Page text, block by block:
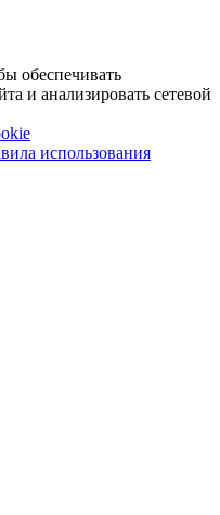
обеспечивать
и анализировать сетевой
использования